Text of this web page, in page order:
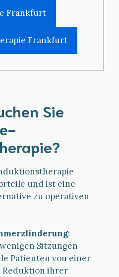
Frankfurt
Frankfurt
Sie
und ist eine
zu operativen
:
Sitzungen
Patienten von einer
Reduktion ihrer